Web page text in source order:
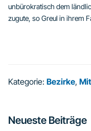
unbürokratisch dem
zugute, so Greul in ihrem
Kategorie: Bezirke,
Seitenspalte
Neueste Beiträge